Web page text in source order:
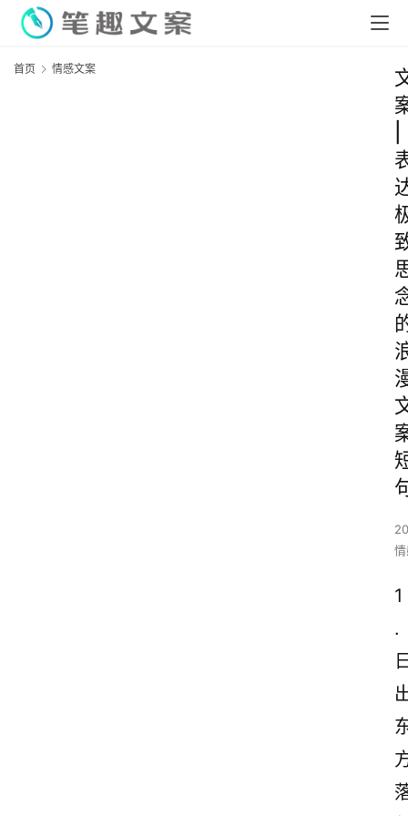
首页 情感文案
1
.